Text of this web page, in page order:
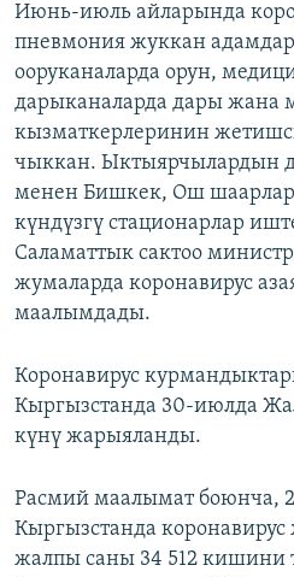
Июнь-июль айларында
пневмония жуккан
ооруканаларда орун,
дарыканаларда дары жана
кызматкерлеринин
чыккан. Ыктыярчылардын
менен Бишкек, Ош
күндүзгү стационарлар
Саламаттык сактоо
жумаларда коронавирус
маалымдады.
Коронавирус
Кыргызстанда 30-июлда
күнү жарыяланды.
Расмий маалымат боюнча,
Кыргызстанда
жалпы саны 34 512 кишини